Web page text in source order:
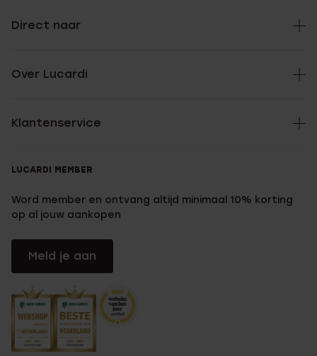
Direct naar
Over Lucardi
Klantenservice
LUCARDI MEMBER
Word member en ontvang altijd minimaal 10% korting
op al jouw aankopen
Meld je aan